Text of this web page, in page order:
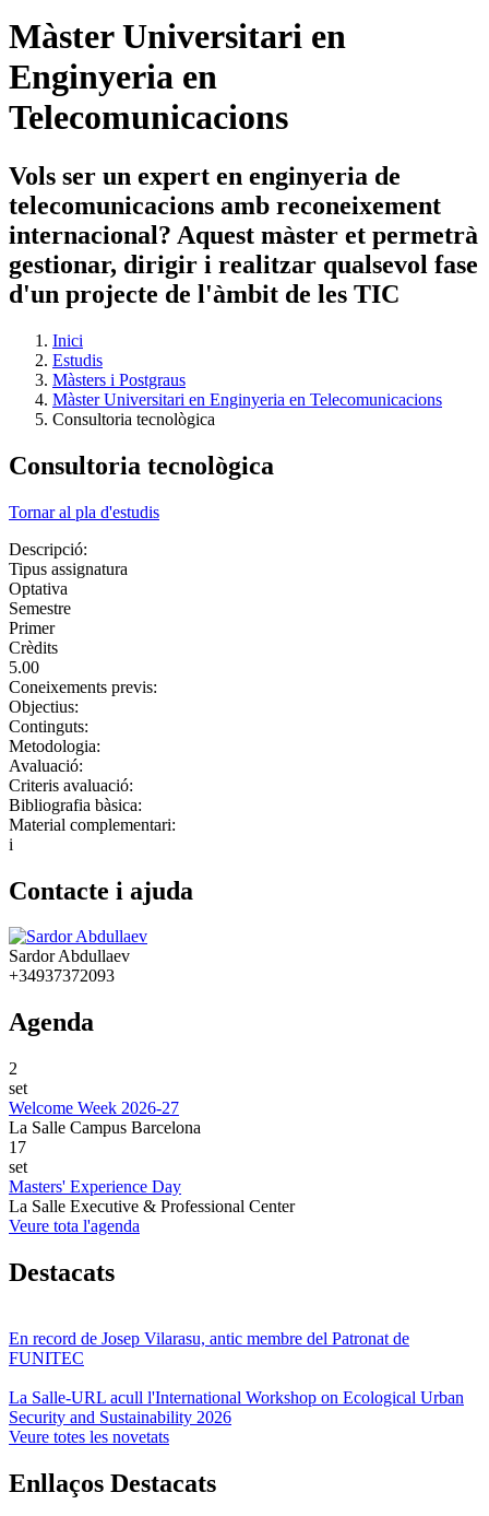
Màster Universitari en
Enginyeria en
Telecomunicacions
Vols ser un expert en enginyeria de
telecomunicacions amb reconeixement
internacional? Aquest màster et permetrà
gestionar, dirigir i realitzar qualsevol fase
d'un projecte de l'àmbit de les TIC
Inici
Estudis
Màsters i Postgraus
Màster Universitari en Enginyeria en Telecomunicacions
Consultoria tecnològica
Consultoria tecnològica
Tornar al pla d'estudis
Descripció:
Tipus assignatura
Optativa
Semestre
Primer
Crèdits
5.00
Coneixements previs:
Objectius:
Continguts:
Metodologia:
Avaluació:
Criteris avaluació:
Bibliografia bàsica:
Material complementari:
i
Contacte i ajuda
Sardor Abdullaev
+34937372093
Agenda
2
set
Welcome Week 2026-27
La Salle Campus Barcelona
17
set
Masters' Experience Day
La Salle Executive & Professional Center
Veure tota l'agenda
Destacats
En record de Josep Vilarasu, antic membre del Patronat de
FUNITEC
La Salle-URL acull l'International Workshop on Ecological Urban
Security and Sustainability 2026
Veure totes les novetats
Enllaços Destacats